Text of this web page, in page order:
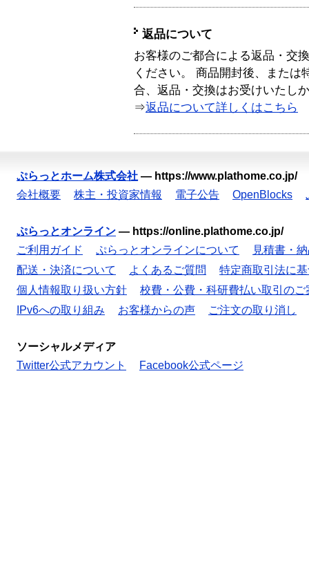
返品について
お客様のご都合による返品・交
ください。 商品開封後、または
合、返品・交換はお受けいたし
⇒返品について詳しくはこちら
ぷらっとホーム株式会社 — https://www.plathome.co.jp/
会社概要
株主・投資家情報 電子公告 OpenBlocks
ぷらっとオンライン — https://online.plathome.co.jp/
ご利用ガイド
ぷらっとオンラインについて
見積書・
配送・決済について
よくあるご質問
特定商取引法に
個人情報取り扱い方針
校費・公費・科研費払い取引のご
IPv6への取り組み
お客様からの声 ご注文の取り消し
ソーシャルメディア
Twitter公式アカウント
Facebook公式ページ